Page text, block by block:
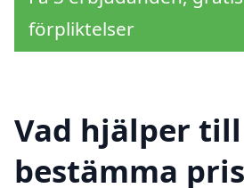
förpliktelser
Vad hjälper
bestämma